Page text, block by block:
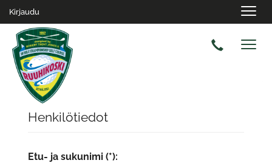
Kirjaudu
Henkilötiedot
Etu- ja sukunimi (*):